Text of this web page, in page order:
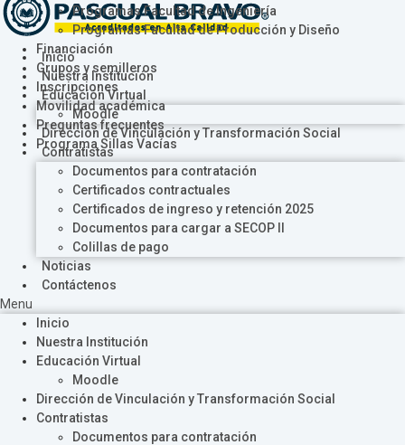
Programas Facultad de Ingeniería
Programas Facultad de Producción y Diseño
Financiación
Grupos y semilleros
Inscripciones
Movilidad académica
Preguntas frecuentes
Programa Sillas Vacías
Inicio
Nuestra Institución
Educación Virtual
Moodle
Dirección de Vinculación y Transformación Social
Contratistas
Documentos para contratación
Certificados contractuales
Certificados de ingreso y retención 2025
Documentos para cargar a SECOP II
Colillas de pago
Noticias
Contáctenos
Menu
Inicio
Nuestra Institución
Educación Virtual
Moodle
Dirección de Vinculación y Transformación Social
Contratistas
Documentos para contratación